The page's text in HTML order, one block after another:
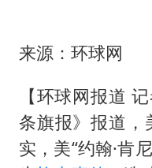
来源：环球网
【环球网报道
条旗报》报道，
实，美“约翰·肯